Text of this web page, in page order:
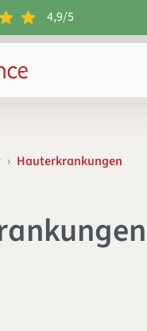
springen
4,9/5
Hauterkrankungen